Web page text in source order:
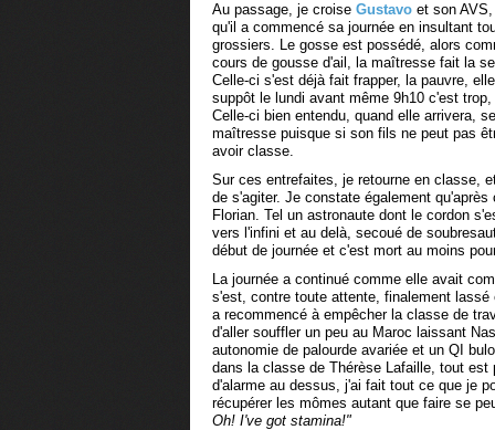
Au passage, je croise Gustavo et son
qu'il a commencé sa journée en insultant
grossiers. Le gosse est possédé, alors
cours de gousse d'ail, la maîtresse fait la
Celle-ci s'est déjà fait frapper, la pauvre,
suppôt le lundi avant même 9h10 c'est
Celle-ci bien entendu, quand elle arrivera,
maîtresse puisque si son fils ne peut pas
avoir classe.
Sur ces entrefaites, je retourne en classe,
de s'agiter. Je constate également
Florian. Tel un astronaute dont le cordon
vers l'infini et au delà, secoué de
début de journée et c'est mort au moins
La journée a continué comme elle avait
s'est, contre toute attente, finalement
a recommencé à empêcher la classe de
d'aller souffler un peu au Maroc laissant
autonomie de palourde avariée et un QI
dans la classe de Thérèse Lafaille, tout
d'alarme au dessus, j'ai fait tout ce que je
récupérer les mômes autant que faire se
Oh! I've got stamina!"